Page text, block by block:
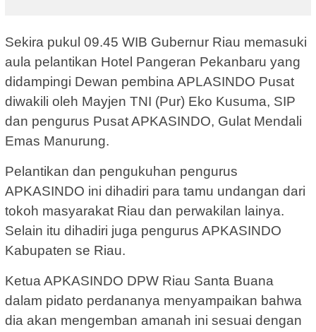
Sekira pukul 09.45 WIB Gubernur Riau memasuki
aula pelantikan Hotel Pangeran Pekanbaru yang
didampingi Dewan pembina APLASINDO Pusat
diwakili oleh Mayjen TNI (Pur) Eko Kusuma, SIP
dan pengurus Pusat APKASINDO, Gulat Mendali
Emas Manurung.
Pelantikan dan pengukuhan pengurus
APKASINDO ini dihadiri para tamu undangan dari
tokoh masyarakat Riau dan perwakilan lainya.
Selain itu dihadiri juga pengurus APKASINDO
Kabupaten se Riau.
Ketua APKASINDO DPW Riau Santa Buana
dalam pidato perdananya menyampaikan bahwa
dia akan mengemban amanah ini sesuai dengan